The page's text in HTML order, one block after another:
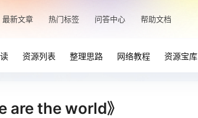
最新文章 热门标签 问答中心 帮助文档
资源列表 整理思路 网络教程 资源宝库
are the world》